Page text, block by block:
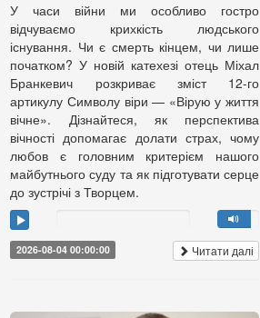
У часи війни ми особливо гостро
відчуваємо крихкість людського
існування. Чи є смерть кінцем, чи лише
початком? У новій катехезі отець Міхал
Бранкевич розкриває зміст 12-го
артикулу Символу віри — «Вірую у життя
вічне». Дізнайтеся, як перспектива
вічності допомагає долати страх, чому
любов є головним критерієм нашого
майбутнього суду та як підготувати серце
до зустрічі з Творцем.
2026-08-04 00:00:00 Читати далі